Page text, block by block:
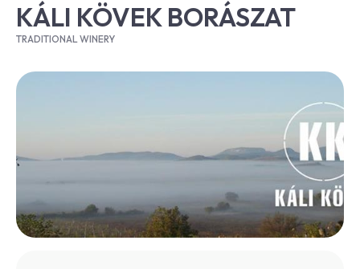
KÁLI KÖVEK BORÁSZAT
TRADITIONAL WINERY